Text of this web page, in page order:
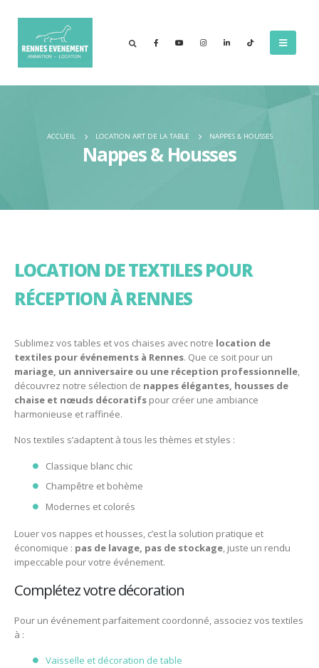
ACCUEIL LOCATION ART DE LA TABLE NAPPES & HOUSSES
Nappes & Housses
LOCATION DE TEXTILES POUR
RÉCEPTION À RENNES
Sublimez vos tables et vos chaises avec notre location de
textiles pour événements à Rennes. Que ce soit pour un
mariage, un anniversaire ou une réception professionnelle,
découvrez notre sélection de nappes élégantes, housses de
chaise et nœuds décoratifs pour créer une ambiance
harmonieuse et raffinée.
Nos textiles s’adaptent à tous les thèmes et styles :
Classique blanc chic
Champêtre et bohème
Modernes et colorés
Louer vos nappes et housses, c’est la solution pratique et
économique : pas de lavage, pas de stockage, juste un rendu
impeccable pour votre événement.
Complétez votre décoration
Pour un événement parfaitement coordonné, associez vos textiles
à :
Vaisselle et décoration de table